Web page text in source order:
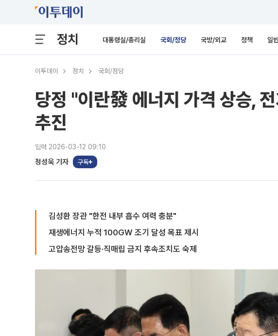
정치 대통령실/총리실 국회/정당 국방/외교 정책 일
이투데이 정치 국회/정당
당정 "이란發 에너지 가격 상승,
추진
입력 2026-03-12 09:10
정성욱 기자 구독
김성환 장관 "한전 내부 흡수 여력 충분"
재생에너지 누적 100GW 조기 달성 목표 제시
고압송전망 갈등·직매립 금지 후속조치도 숙제